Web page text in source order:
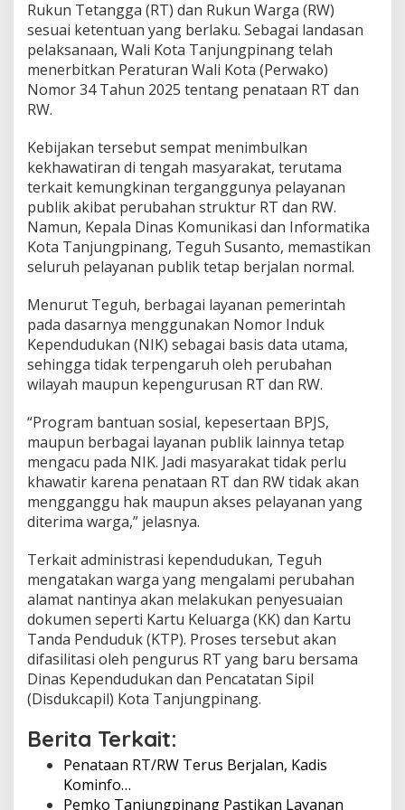
n
g
p
n
a
B
e
r
j
a
l
n
B
r
t
a
h
a
p
P
m
k
o
T
a
n
u
n
g
p
n
a
n
g
t
i
Rukun Tetangga (RT) dan Rukun Warga (RW)
sesuai ketentuan yang berlaku. Sebagai landasan
pelaksanaan, Wali Kota Tanjungpinang telah
menerbitkan Peraturan Wali Kota (Perwako)
Nomor 34 Tahun 2025 tentang penataan RT dan
RW.
Kebijakan tersebut sempat menimbulkan
kekhawatiran di tengah masyarakat, terutama
terkait kemungkinan terganggunya pelayanan
publik akibat perubahan struktur RT dan RW.
Namun, Kepala Dinas Komunikasi dan Informatika
Kota Tanjungpinang, Teguh Susanto, memastikan
seluruh pelayanan publik tetap berjalan normal.
Menurut Teguh, berbagai layanan pemerintah
pada dasarnya menggunakan Nomor Induk
Kependudukan (NIK) sebagai basis data utama,
sehingga tidak terpengaruh oleh perubahan
wilayah maupun kepengurusan RT dan RW.
“Program bantuan sosial, kepesertaan BPJS,
maupun berbagai layanan publik lainnya tetap
mengacu pada NIK. Jadi masyarakat tidak perlu
khawatir karena penataan RT dan RW tidak akan
mengganggu hak maupun akses pelayanan yang
diterima warga,” jelasnya.
Terkait administrasi kependudukan, Teguh
mengatakan warga yang mengalami perubahan
alamat nantinya akan melakukan penyesuaian
dokumen seperti Kartu Keluarga (KK) dan Kartu
Tanda Penduduk (KTP). Proses tersebut akan
difasilitasi oleh pengurus RT yang baru bersama
Dinas Kependudukan dan Pencatatan Sipil
(Disdukcapil) Kota Tanjungpinang.
Berita Terkait:
Penataan RT/RW Terus Berjalan, Kadis
Kominfo…
Pemko Tanjungpinang Pastikan Layanan